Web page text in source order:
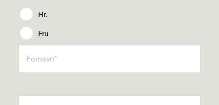
Hr.
Fru